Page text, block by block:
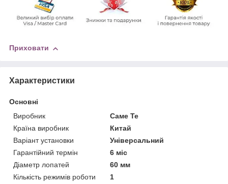
Приховати
Характеристики
Основні
Виробник
Саме Те
Країна виробник
Китай
Варіант установки
Універсальний
Гарантійний термін
6 міс
Діаметр лопатей
60 мм
Кількість режимів роботи
1